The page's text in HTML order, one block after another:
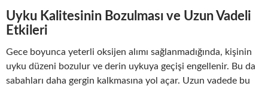
Uyku Kalitesinin Bozulması ve Uzun Vadeli
Etkileri
Gece boyunca yeterli oksijen alımı sağlanmadığında, kişinin
uyku düzeni bozulur ve derin uykuya geçişi engellenir. Bu da
sabahları daha gergin kalkmasına yol açar. Uzun vadede bu